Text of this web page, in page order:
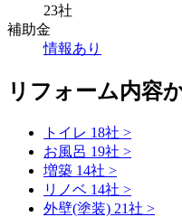
23社
補助金
情報あり
リフォーム内容
トイレ 18社 >
お風呂 19社 >
増築 14社 >
リノベ 14社 >
外壁(塗装) 21社 >